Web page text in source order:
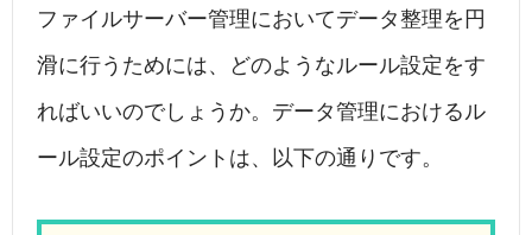
ファイルサーバー管理においてデータ整理を円
滑に行うためには、どのようなルール設定をす
ればいいのでしょうか。データ管理におけるル
ール設定のポイントは、以下の通りです。